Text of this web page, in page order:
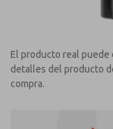
El producto real puede
detalles del producto
compra.